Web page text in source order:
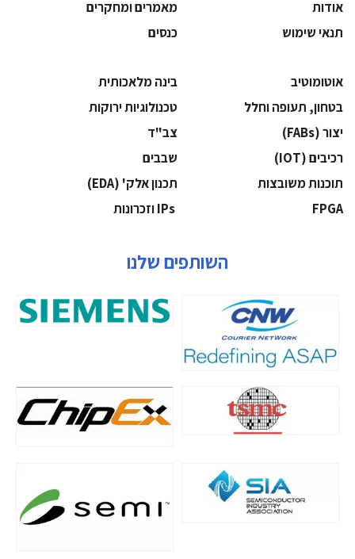
אודות
מאמרים ומחקרים
תנאי שימוש
כנסים
אוטומוטיב
בינה מלאכותית
בטחון, תעופה וחלל
‫טכנולוגיות ירוקות‬
‫יצור (‪(FABs‬‬
‫צב"ד‬
‫רכיבים‬ (IOT)
‫שבבים‬
‫תוכנות משובצות‬
‫תכנון אלק' (‪(EDA‬‬
‫‪FPGA‬‬
השותפים שלנו